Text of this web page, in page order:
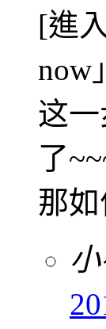
[進
now
这
了
那